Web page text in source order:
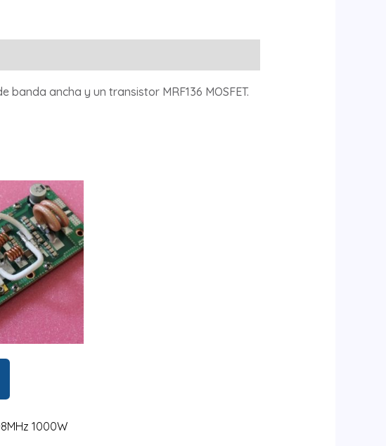
ancha y un transistor MRF136 MOSFET.
1000W